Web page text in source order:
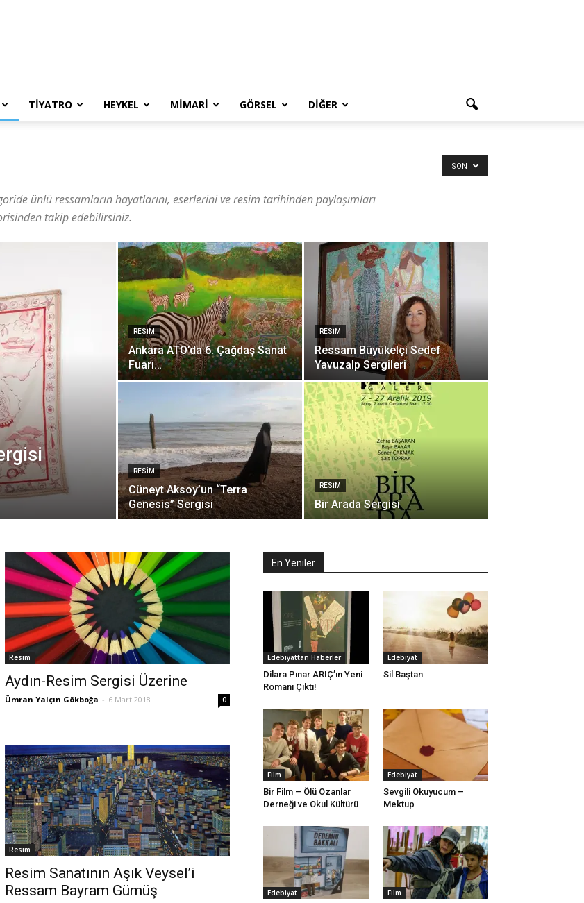
TIYATRO HEYKEL MIMARI GÖRSEL DIĞER
ünlü ressamların hayatlarını, eserlerini ve resim tarihinden paylaşımları
takip edebilirsiniz.
SON
RESIM
Ankara ATO’da 6. Çağdaş Sanat
Fuarı…
RESIM
Ressam Büyükelçi Sedef
Yavuzalp Sergileri
RESIM
Cüneyt Aksoy’un “Terra
Genesis” Sergisi
RESIM
Bir Arada Sergisi
Resim
Aydın-Resim Sergisi Üzerine
Ümran Yalçın Gökboğa - 6 Mart 2018 0
Resim
Resim Sanatının Aşık Veysel’i
Ressam Bayram Gümüş
En Yeniler
Edebiyattan Haberler
Dilara Pınar ARIÇ’ın Yeni
Romanı Çıktı!
Edebiyat
Sil Baştan
Film
Bir Film – Ölü Ozanlar
Derneği ve Okul Kültürü
Edebiyat
Sevgili Okuyucum –
Mektup
Edebiyat Film